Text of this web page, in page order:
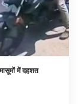
में दहशत